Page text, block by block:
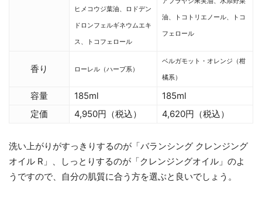
ヒメコウジ葉油、ロドデン
ドロンフェルギネウムエキ
ス、トコフェロール
油、トコトリエノール、トコ
フェロール
香り ローレル（ハーブ系）
ベルガモット・オレンジ（柑
橘系）
容量 185ml
185ml
定価
4,950円（税込） 4,620円（税込）
洗い上がりがすっきりするのが「バランシング クレンジング
オイル R」、しっとりするのが「クレンジングオイル」のよ
うですので、自分の肌質に合う方を選ぶと良いでしょう。